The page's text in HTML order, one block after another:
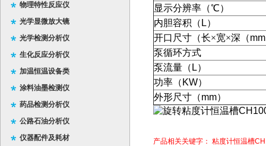
物理特性反应仪
光学显微放大镜
光学检测分析仪
生化反应分析仪
加温恒温设备类
涂料油墨检测仪
药品检测分析仪
公路石油分析仪
仪器配件及耗材
显示分辨率（℃）
内胆容积（ L）
开口尺寸（长×宽×深（mm
泵循环方式
泵流量（ L）
功率（ KW）
外形尺寸（mm）
产品相关关键字： 粘度计恒温槽